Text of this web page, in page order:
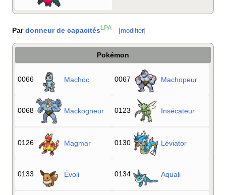
Pardonneur de capacités LPA [modifier]
Pokémon
0066 Machoc 0067 Machopeur
0068 Mackogneur 0123 Insécateur
0126 Magmar 0130 Léviator
0133 Évoli 0134 Aquali